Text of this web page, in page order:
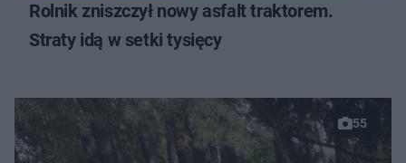
Rolnik zniszczył nowy asfalt traktorem.
Straty idą w setki tysięcy
55